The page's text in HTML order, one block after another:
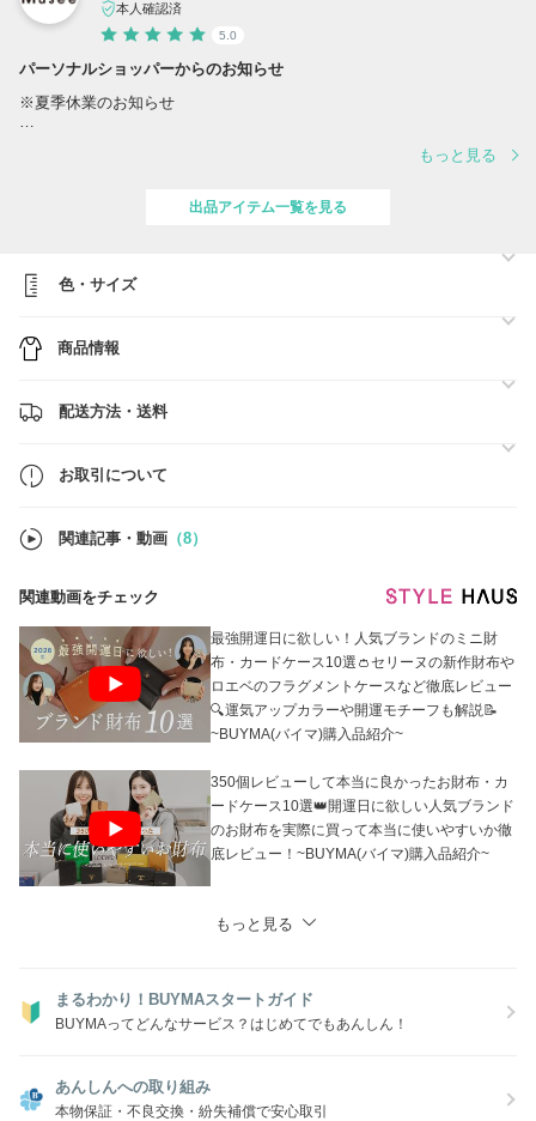
本人確認済
5.0
パーソナルショッパーからのお知らせ
※夏季休業のお知らせ
・休業日 8/8(土)、8/9(日)、11(火)、13(木)、14(金)、15(土)、16(日)
いただきます。
●ご注文前に必ず【お取引について】の内容のご確認をお願いいたしま
→
https://www.buyma.com/buyer/841549/post/337736.html
買付済の商品のみを販売しており手元に在庫がございます。
※なお、システム上、他サイトでも販売しているため、タイムラグによ
あらかじめご了承ください。
もっと見る
出品アイテム一覧を見る
色・サイズ
商品情報
配送方法・送料
お取引について
関連記事・動画 （8）
関連動画をチェック
最強開運日に欲しい！人気ブランドのミニ財
布・カードケース10選👛セリーヌの新作財布や
ロエベのフラグメントケースなど徹底レビュー
🔍運気アップカラーや開運モチーフも解説📝
~BUYMA(バイマ)購入品紹介~
350個レビューして本当に良かったお財布・カ
ードケース10選👑開運日に欲しい人気ブランド
のお財布を実際に買って本当に使いやすいか徹
底レビュー！~BUYMA(バイマ)購入品紹介~
もっと見る
まるわかり！BUYMAスタートガイド
BUYMAってどんなサービス？はじめてでもあんしん！
あんしんへの取り組み
本物保証・不良交換・紛失補償で安心取引